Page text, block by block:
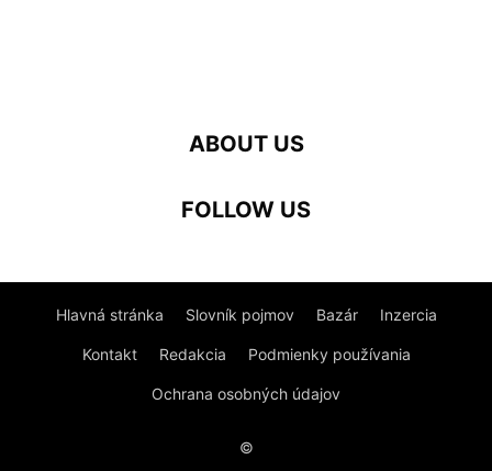
ABOUT US
FOLLOW US
Hlavná stránka Slovník pojmov Bazár Inzercia
Kontakt Redakcia Podmienky používania
Ochrana osobných údajov
©